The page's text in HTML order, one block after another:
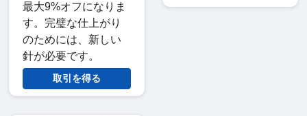
最大9%オフになりま
す。完璧な仕上がり
のためには、新しい
針が必要です。
取引を得る